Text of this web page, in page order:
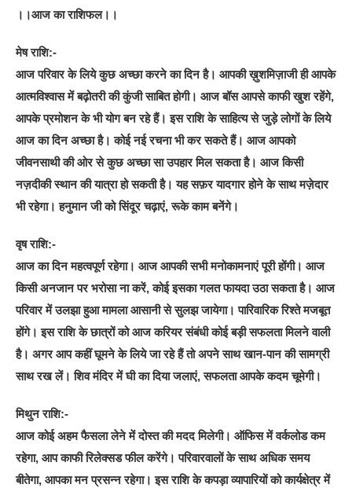
।।आज का राशिफल।।
मेष राशि:-
आज परिवार के लिये कुछ अच्छा करने का दिन है। आपकी ख़ुशमिज़ाजी ही आपके
आत्मविश्वास में बढ़ोतरी की कुंजी साबित होगी। आज बॉस आपसे काफी खुश रहेंगे,
आपके प्रमोशन के भी योग बन रहे हैं। इस राशि के साहित्य से जुड़े लोगों के लिये
आज का दिन अच्छा है। कोई नई रचना भी कर सकते हैं। आज आपको
जीवनसाथी की ओर से कुछ अच्छा सा उपहार मिल सकता है। आज किसी
नज़दीकी स्थान की यात्रा हो सकती है। यह सफ़र यादगार होने के साथ मज़ेदार
भी रहेगा। हनुमान जी को सिंदूर चढ़ाएं, रूके काम बनेंगे।
वृष राशि:-
आज का दिन महत्वपूर्ण रहेगा। आज आपकी सभी मनोकामनाएं पूरी होंगी। आज
किसी अनजान पर भरोसा ना करें, कोई इसका गलत फायदा उठा सकता है। आज
परिवार में उलझा हुआ मामला आसानी से सुलझ जायेगा। पारिवारिक रिश्ते मजबूत
होंगे। इस राशि के छात्रों को आज करियर संबंधी कोई बड़ी सफलता मिलने वाली
है। अगर आप कहीं घूमने के लिये जा रहे हैं तो अपने साथ खान-पान की सामग्री
साथ रख लें। शिव मंदिर में घी का दिया जलाएं, सफलता आपके कदम चूमेगी।
मिथुन राशि:-
आज कोई अहम फैसला लेने में दोस्त की मदद मिलेगी। ऑफिस में वर्कलोड कम
रहेगा, आप काफी रिलेक्सड फील करेंगे। परिवारवालों के साथ अधिक समय
बीतेगा, आपका मन प्रसन्न रहेगा। इस राशि के कपड़ा व्यापारियों को कार्यक्षेत्र में